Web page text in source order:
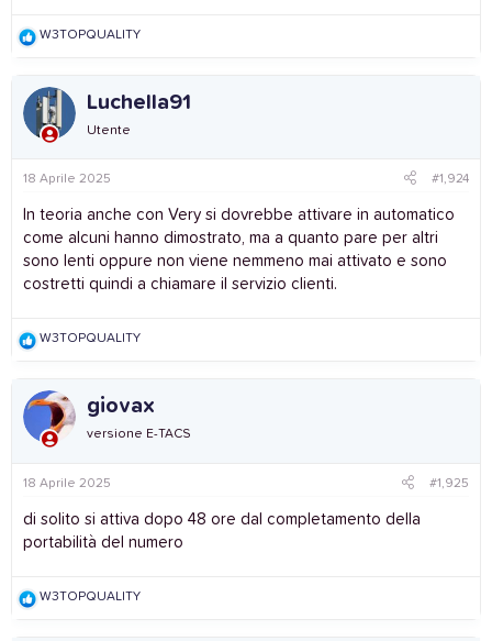
R
c
t
o
s
W3TOPQUALITY
Luchella91
Utente
18 Aprile 2025 #1,924
In teoria anche con Very si dovrebbe attivare in automatico
come alcuni hanno dimostrato, ma a quanto pare per altri
sono lenti oppure non viene nemmeno mai attivato e sono
costretti quindi a chiamare il servizio clienti.
R
c
t
o
s
W3TOPQUALITY
giovax
versione E-TACS
18 Aprile 2025 #1,925
di solito si attiva dopo 48 ore dal completamento della
portabilità del numero
R
W3TOPQUALITY